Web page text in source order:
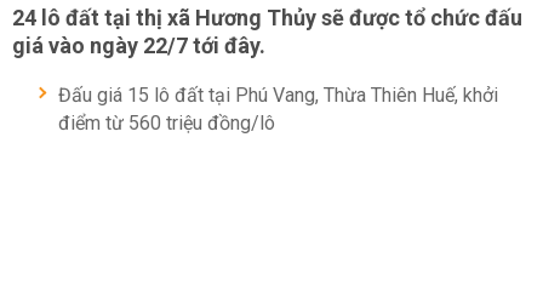
24 lô đất tại thị xã Hương Thủy sẽ được tổ chức đấu
giá vào ngày 22/7 tới đây.
Đấu giá 15 lô đất tại Phú Vang, Thừa Thiên Huế, khởi
điểm từ 560 triệu đồng/lô